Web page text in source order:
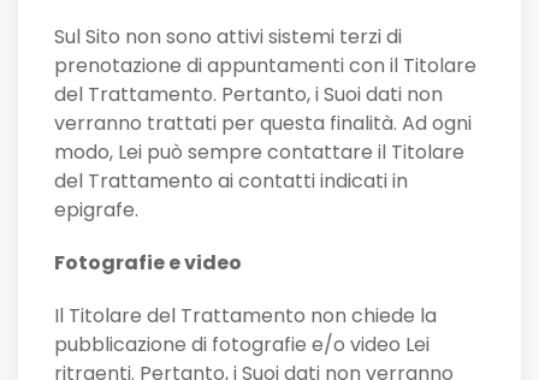
Sul Sito non sono attivi sistemi terzi di
prenotazione di appuntamenti con il Titolare
del Trattamento. Pertanto, i Suoi dati non
verranno trattati per questa finalità. Ad ogni
modo, Lei può sempre contattare il Titolare
del Trattamento ai contatti indicati in
epigrafe.
Fotografie e video
Il Titolare del Trattamento non chiede la
pubblicazione di fotografie e/o video Lei
ritraenti. Pertanto, i Suoi dati non verranno